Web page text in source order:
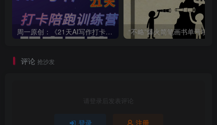
周一原创：《21天AI写作打卡陪跑训练营》全部内容讲解！（网站会员免费学习…）
评论 抢沙发
请登录后发表评论
登录 注册